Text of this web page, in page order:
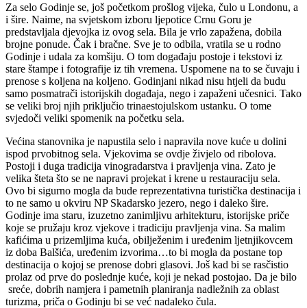
Za selo Godinje se, još početkom prošlog vijeka, čulo u Londonu, a
i šire. Naime, na svjetskom izboru ljepotice Crnu Goru je
predstavljala djevojka iz ovog sela. Bila je vrlo zapažena, dobila
brojne ponude. Čak i bračne. Sve je to odbila, vratila se u rodno
Godinje i udala za komšiju. O tom događaju postoje i tekstovi iz
stare štampe i fotografije iz tih vremena. Uspomene na to se čuvaju i
prenose s koljena na koljeno. Godinjani nikad nisu htjeli da budu
samo posmatrači istorijskih događaja, nego i zapaženi učesnici. Tako
se veliki broj njih priključio trinaestojulskom ustanku. O tome
svjedoči veliki spomenik na početku sela.
Većina stanovnika je napustila selo i napravila nove kuće u dolini
ispod prvobitnog sela. Vjekovima se ovdje živjelo od ribolova.
Postoji i duga tradicija vinogradarstva i pravljenja vina. Zato je
velika šteta što se ne napravi projekat i krene u restauraciju sela.
Ovo bi sigurno mogla da bude reprezentativna turistička destinacija i
to ne samo u okviru NP Skadarsko jezero, nego i daleko šire.
Godinje ima staru, izuzetno zanimljivu arhitekturu, istorijske priče
koje se pružaju kroz vjekove i tradiciju pravljenja vina. Sa malim
kafićima u prizemljima kuća, obilježenim i uređenim ljetnjikovcem
iz doba Balšića, uređenim izvorima…to bi mogla da postane top
destinacija o kojoj se prenose dobri glasovi. Još kad bi se rasčistio
prolaz od prve do poslednje kuće, koji je nekad postojao. Da je bilo
sreće, dobrih namjera i pametnih planiranja nadležnih za oblast
turizma, priča o Godinju bi se već nadaleko čula.